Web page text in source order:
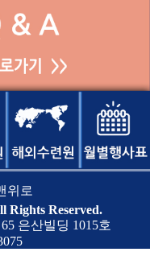
위로
Rights Reserved.
은산빌딩 1015호